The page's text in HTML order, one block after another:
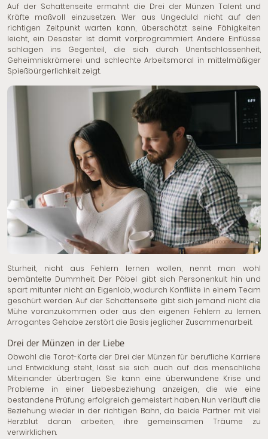
Auf der Schattenseite ermahnt die Drei der Münzen Talent und
Kräfte maßvoll einzusetzen. Wer aus Ungeduld nicht auf den
richtigen Zeitpunkt warten kann, überschätzt seine Fähigkeiten
leicht, ein Desaster ist damit vorprogrammiert. Andere Einflüsse
schlagen ins Gegenteil, die sich durch Unentschlossenheit,
Geheimniskrämerei und schlechte Arbeitsmoral in mittelmäßiger
Spießbürgerlichkeit zeigt.
© Dmitry Dikushin | Dreamstime.com
Sturheit, nicht aus Fehlern lernen wollen, nennt man wohl
bemäntelte Dummheit. Der Pöbel gibt sich Personenkult hin und
spart mitunter nicht an Eigenlob, wodurch Konflikte in einem Team
geschürt werden. Auf der Schattenseite gibt sich jemand nicht die
Mühe voranzukommen oder aus den eigenen Fehlern zu lernen.
Arrogantes Gehabe zerstört die Basis jeglicher Zusammenarbeit.
Drei der Münzen in der Liebe
Obwohl die Tarot-Karte der Drei der Münzen für berufliche Karriere
und Entwicklung steht, lässt sie sich auch auf das menschliche
Miteinander übertragen. Sie kann eine überwundene Krise und
Probleme in einer Liebesbeziehung anzeigen, die wie eine
bestandene Prüfung erfolgreich gemeistert haben. Nun verläuft die
Beziehung wieder in der richtigen Bahn, da beide Partner mit viel
Herzblut daran arbeiten, ihre gemeinsamen Träume zu
verwirklichen.